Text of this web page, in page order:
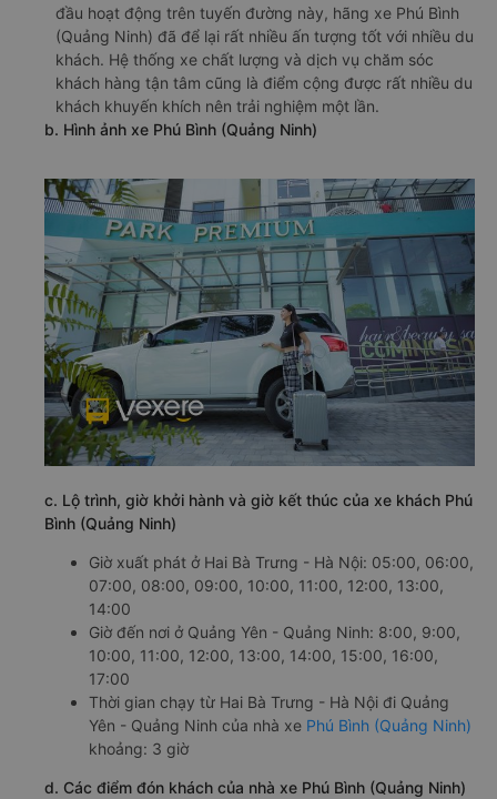
đầu hoạt động trên tuyến đường này, hãng xe Phú Bình
(Quảng Ninh) đã để lại rất nhiều ấn tượng tốt với nhiều du
khách. Hệ thống xe chất lượng và dịch vụ chăm sóc
khách hàng tận tâm cũng là điểm cộng được rất nhiều du
khách khuyến khích nên trải nghiệm một lần.
b. Hình ảnh xe Phú Bình (Quảng Ninh)
c. Lộ trình, giờ khởi hành và giờ kết thúc của xe khách Phú
Bình (Quảng Ninh)
Giờ xuất phát ở Hai Bà Trưng - Hà Nội: 05:00, 06:00,
07:00, 08:00, 09:00, 10:00, 11:00, 12:00, 13:00,
14:00
Giờ đến nơi ở Quảng Yên - Quảng Ninh: 8:00, 9:00,
10:00, 11:00, 12:00, 13:00, 14:00, 15:00, 16:00,
17:00
Thời gian chạy từ Hai Bà Trưng - Hà Nội đi Quảng
Yên - Quảng Ninh của nhà xe Phú Bình (Quảng Ninh)
khoảng: 3 giờ
d. Các điểm đón khách của nhà xe Phú Bình (Quảng Ninh)